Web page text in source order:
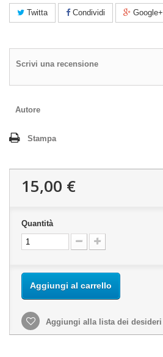
Twitta Condividi Google+
Scrivi una recensione
Autore
Stampa
15,00 €
Quantità
Aggiungi al carrello
Aggiungi alla lista dei desideri